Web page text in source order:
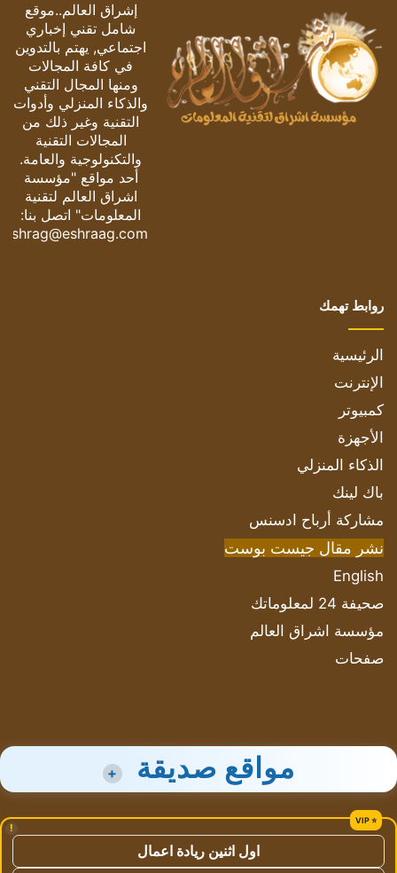
إشراق العالم..موقع
شامل تقني إخباري
اجتماعي, يهتم بالتدوين
في كافة المجالات
ومنها المجال التقني
والذكاء المنزلي وأدوات
التقنية وغير ذلك من
المجالات التقنية
والتكنولوجية والعامة.
أحد مواقع "مؤسسة
اشراق العالم لتقنية
المعلومات" اتصل بنا:
eshrag@eshraag.com
روابط تهمك
الرئيسية
الإنترنت
كمبيوتر
الأجهزة
الذكاء المنزلي
باك لينك
مشاركة أرباح ادسنس
نشر مقال جيست بوست
English
صحيفة 24 لمعلوماتك
مؤسسة اشراق العالم
صفحات
مواقع صديقة +
!
اول اثنين ريادة اعمال